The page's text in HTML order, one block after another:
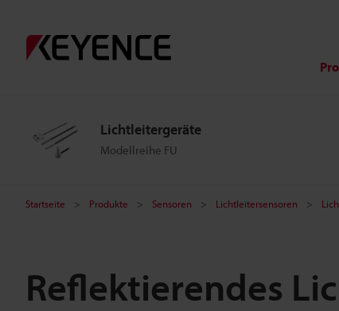
Lichtleitergeräte
Modellreihe FU
Startseite Produkte Sensoren Lichtleitersensoren
Reflektierendes